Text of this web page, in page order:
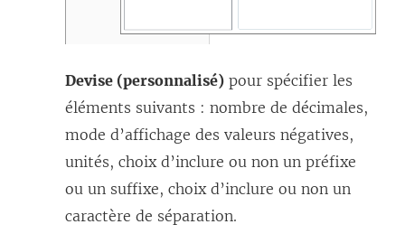
Devise (personnalisé) pour spécifier les
éléments suivants : nombre de décimales,
mode d’affichage des valeurs négatives,
unités, choix d’inclure ou non un préfixe
ou un suffixe, choix d’inclure ou non un
caractère de séparation.